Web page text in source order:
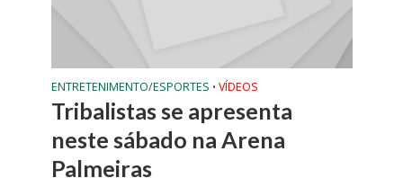
ENTRETENIMENTO/ESPORTES • VÍDEOS
Tribalistas se apresenta
neste sábado na Arena
Palmeiras